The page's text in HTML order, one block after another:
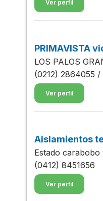
Ver perfil
PRIMAVISTA
LOS PALOS
(0212) 2864055 /
Ver perfil
Aislamientos
Estado
(0412) 8451656
Ver perfil